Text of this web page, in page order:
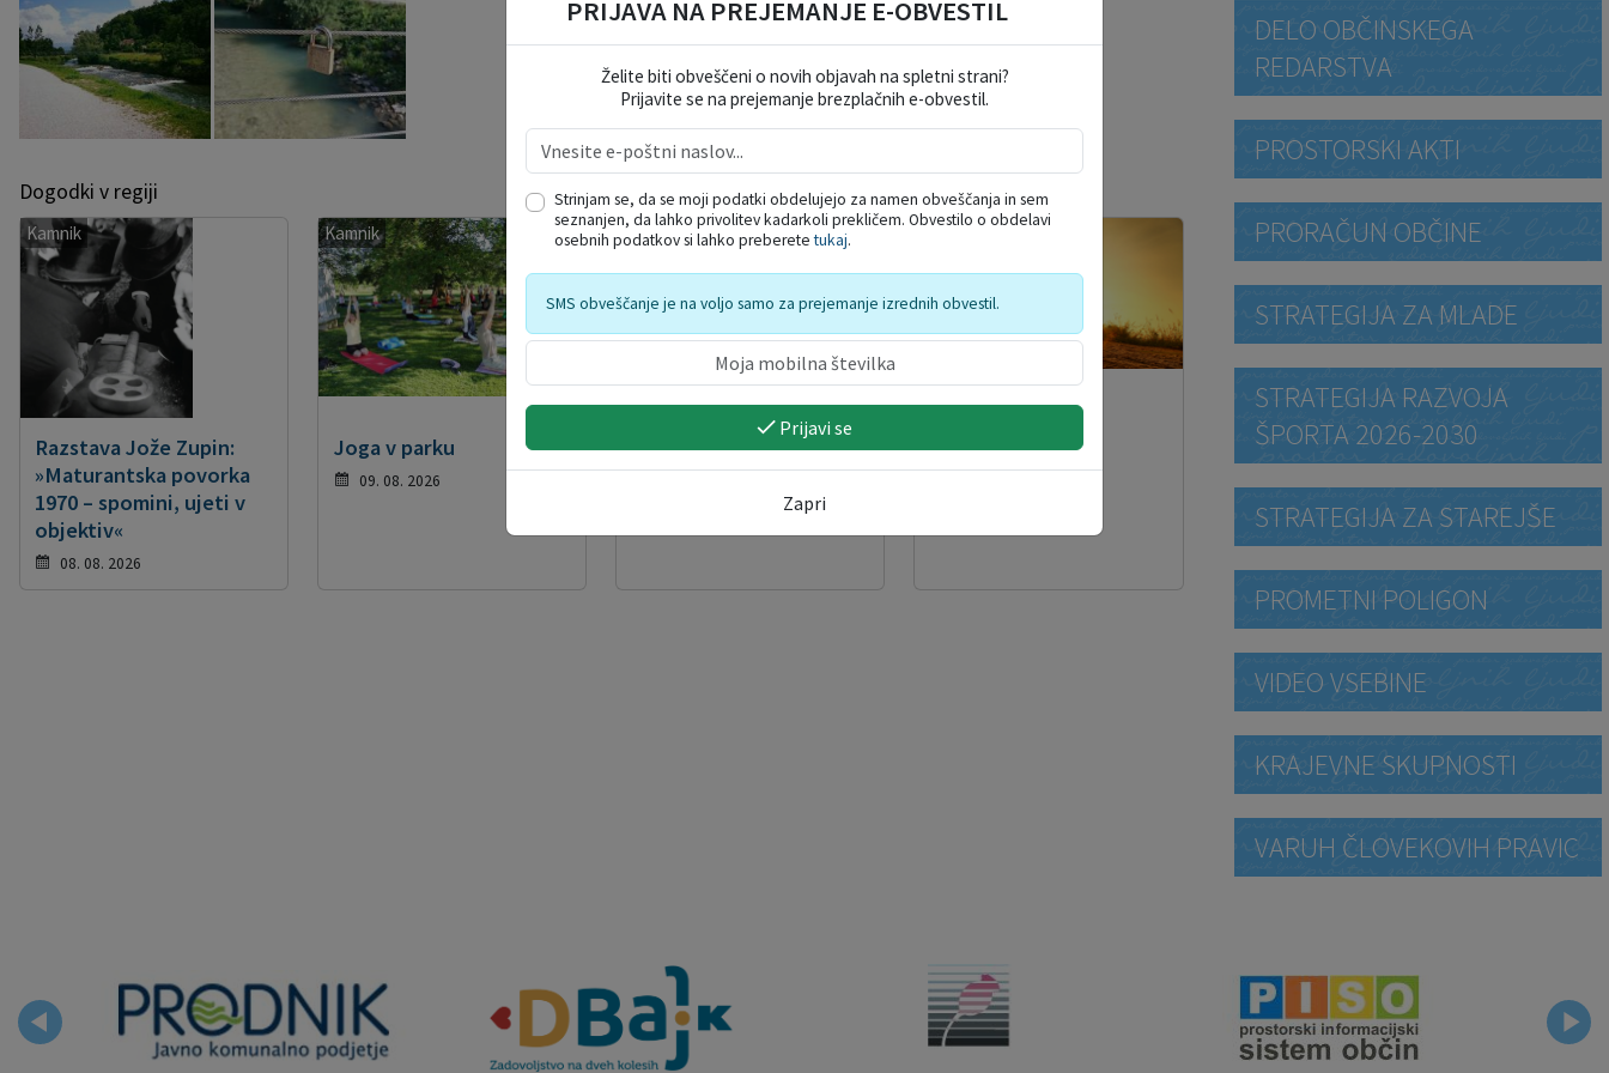
Dogodki v regiji
Kamnik
Razstava Jože Zupin:
»Maturantska povorka
1970 – spomini, ujeti v
objektiv«
08. 08. 2026
Kamnik
Joga v parku
09. 08. 2026
Kamnik
Festival Kamfest 2026 -
ponedeljek, 10. 8.
Kamnik
KardioGRA(fija)
DELO OBČINSKEGA
REDARSTVA
PROSTORSKI AKTI
PRORAČUN OBČINE
STRATEGIJA ZA MLADE
STRATEGIJA RAZVOJA
ŠPORTA 2026-2030
STRATEGIJA ZA STAREJŠE
PROMETNI POLIGON
VIDEO VSEBINE
KRAJEVNE SKUPNOSTI
VARUH ČLOVEKOVIH PRAVIC
PRIJAVA NA PREJEMANJE E-OBVESTIL
Želite biti obveščeni o novih objavah na spletni strani?
Prijavite se na prejemanje brezplačnih e-obvestil.
Strinjam se, da se moji podatki obdelujejo za namen obveščanja in sem
seznanjen, da lahko privolitev kadarkoli prekličem. Obvestilo o obdelavi
osebnih podatkov si lahko preberetetukaj.
SMS obveščanje je na voljo samo za prejemanje izrednih obvestil.
Prijavi se
Zapri